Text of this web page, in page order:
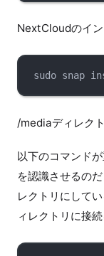
NextCloudのイ
sudo snap
/mediaディレク
以下のコマンド
を認識させるの
レクトリにして
ィレクトリに接